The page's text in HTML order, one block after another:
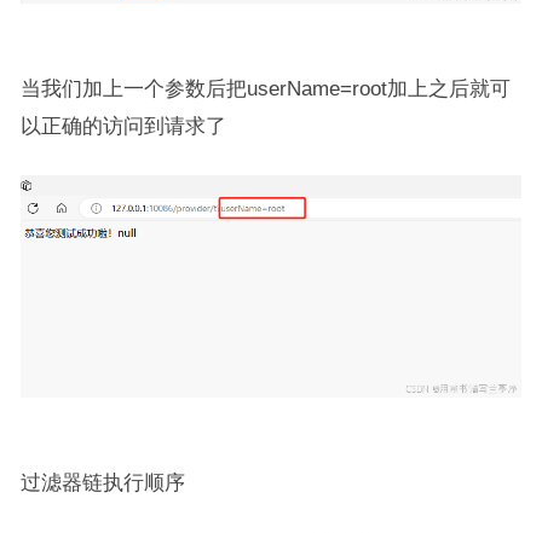
当我们加上一个参数后把userName=root加上之后就可
以正确的访问到请求了
过滤器链执行顺序